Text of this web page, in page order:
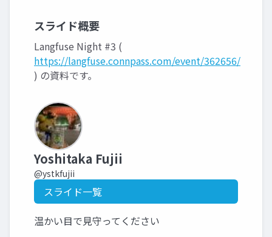
スライド概要
Langfuse Night #3 (
https://langfuse.connpass.com/event/362656/
) の資料です。
Yoshitaka Fujii
@ystkfujii
スライド一覧
温かい目で見守ってください